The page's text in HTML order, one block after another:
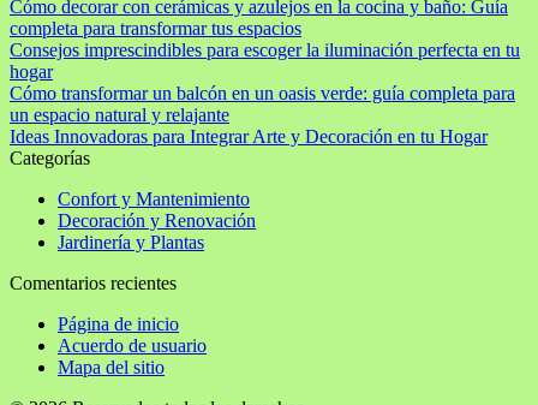
Cómo decorar con cerámicas y azulejos en la cocina y baño: Guía
completa para transformar tus espacios
Consejos imprescindibles para escoger la iluminación perfecta en tu
hogar
Cómo transformar un balcón en un oasis verde: guía completa para
un espacio natural y relajante
Ideas Innovadoras para Integrar Arte y Decoración en tu Hogar
Categorías
Confort y Mantenimiento
Decoración y Renovación
Jardinería y Plantas
Comentarios recientes
Página de inicio
Acuerdo de usuario
Mapa del sitio